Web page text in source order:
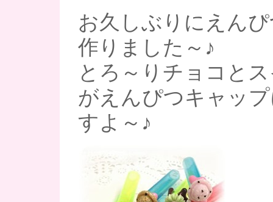
お久しぶりにえん
作りました～♪
とろ～りチョコと
がえんぴつキャッ
すよ～♪